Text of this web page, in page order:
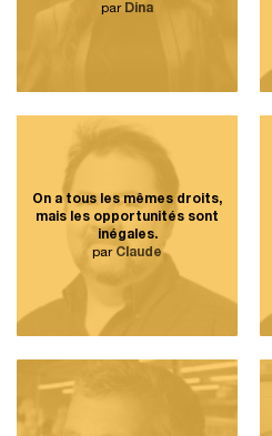
par Dina
On a tous les mêmes droits,
mais les opportunités sont
inégales.
par Claude